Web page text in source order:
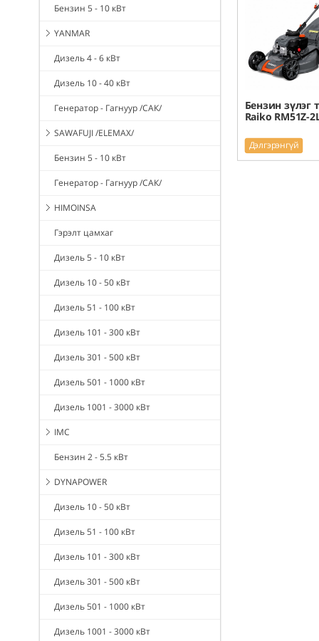
Бензин 5 - 10 кВт
YANMAR
Дизель 4 - 6 кВт
Дизель 10 - 40 кВт
Генератор - Гагнуур /САК/
SAWAFUJI /ELEMAX/
Бензин 5 - 10 кВт
Генератор - Гагнуур /САК/
HIMOINSA
Гэрэлт цамхаг
Дизель 5 - 10 кВт
Дизель 10 - 50 кВт
Дизель 51 - 100 кВт
Дизель 101 - 300 кВт
Дизель 301 - 500 кВт
Дизель 501 - 1000 кВт
Дизель 1001 - 3000 кВт
IMC
Бензин 2 - 5.5 кВт
DYNAPOWER
Дизель 10 - 50 кВт
Дизель 51 - 100 кВт
Дизель 101 - 300 кВт
Дизель 301 - 500 кВт
Дизель 501 - 1000 кВт
Дизель 1001 - 3000 кВт
Бензин зүлэг
Raiko RM51Z-
Дэлгэрэнгүй